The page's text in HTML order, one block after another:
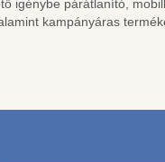
igénybe párátlanító,
kampányáras